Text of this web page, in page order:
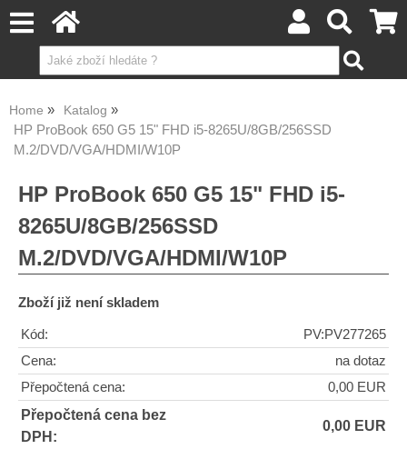
Home Katalog
HP ProBook 650 G5 15" FHD i5-8265U/8GB/256SSD
M.2/DVD/VGA/HDMI/W10P
HP ProBook 650 G5 15" FHD i5-
8265U/8GB/256SSD
M.2/DVD/VGA/HDMI/W10P
Zboží již není skladem
Kód:
PV:PV277265
Cena:
na dotaz
Přepočtená cena:
0,00 EUR
Přepočtená cena bez
DPH:
0,00 EUR